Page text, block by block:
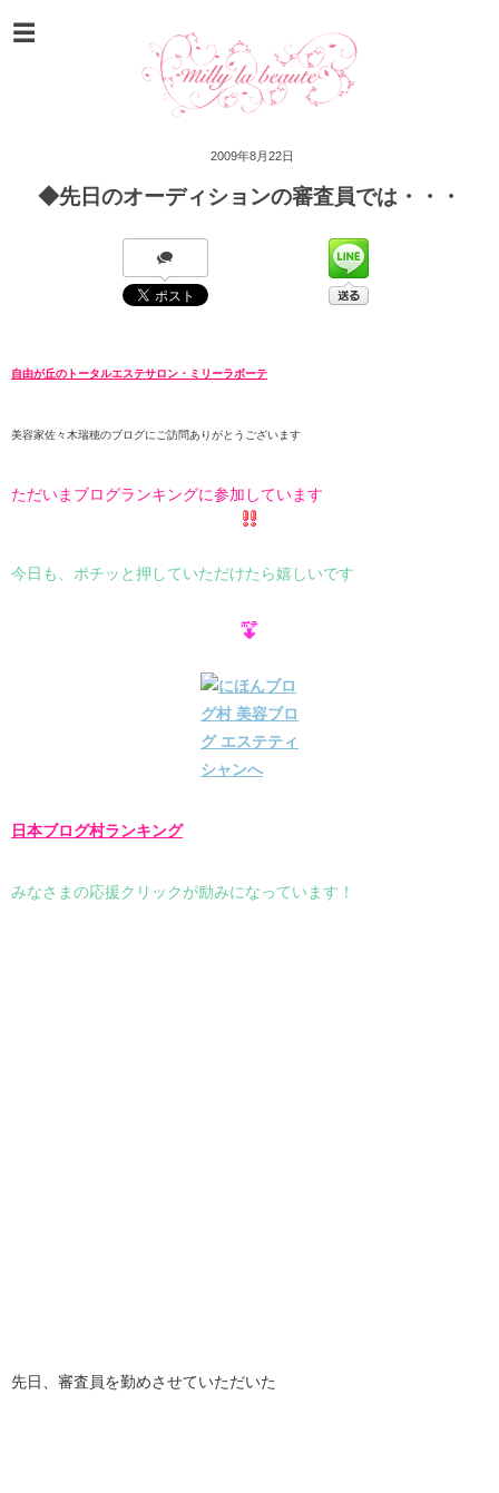
2009年8月22日
◆先日のオーディションの審査員では・・・
自由が丘のトータルエステサロン・ミリーラボーテ
美容家佐々木瑞穂のブログにご訪問ありがとうございます
ただいまブログランキングに参加しています
今日も、ポチッと押していただけたら嬉しいです
日本ブログ村ランキング
みなさまの応援クリックが励みになっています！
先日、審査員を勤めさせていただいた